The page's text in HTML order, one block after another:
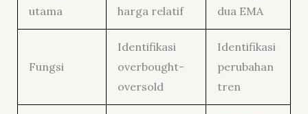
utama
harga relatif
dua EMA
Fungsi
Identifikasi
overbought-
oversold
Identifikasi
perubahan
tren